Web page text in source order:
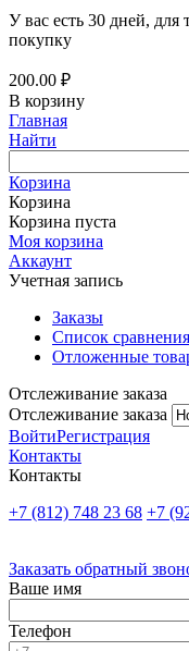
У вас есть 30 дней, для
покупку
200.00 ₽
В корзину
Главная
Найти
Корзина
Корзина
Корзина пуста
Моя корзина
Аккаунт
Учетная запись
Заказы
Список сравнения
Отложенные
Отслеживание заказа
Отслеживание заказа
ВойтиРегистрация
Контакты
Контакты
+7 (812) 748 23 68 +7
Заказать обратный
Ваше имя
Телефон